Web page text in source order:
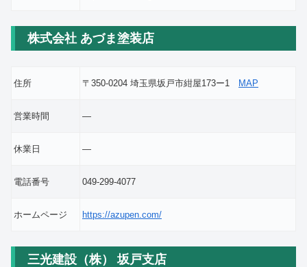
株式会社 あづま塗装店
住所 〒350-0204 埼玉県坂戸市紺屋173ー1 MAP
営業時間 ―
休業日 ―
電話番号 049-299-4077
ホームページ https://azupen.com/
三光建設（株） 坂戸支店